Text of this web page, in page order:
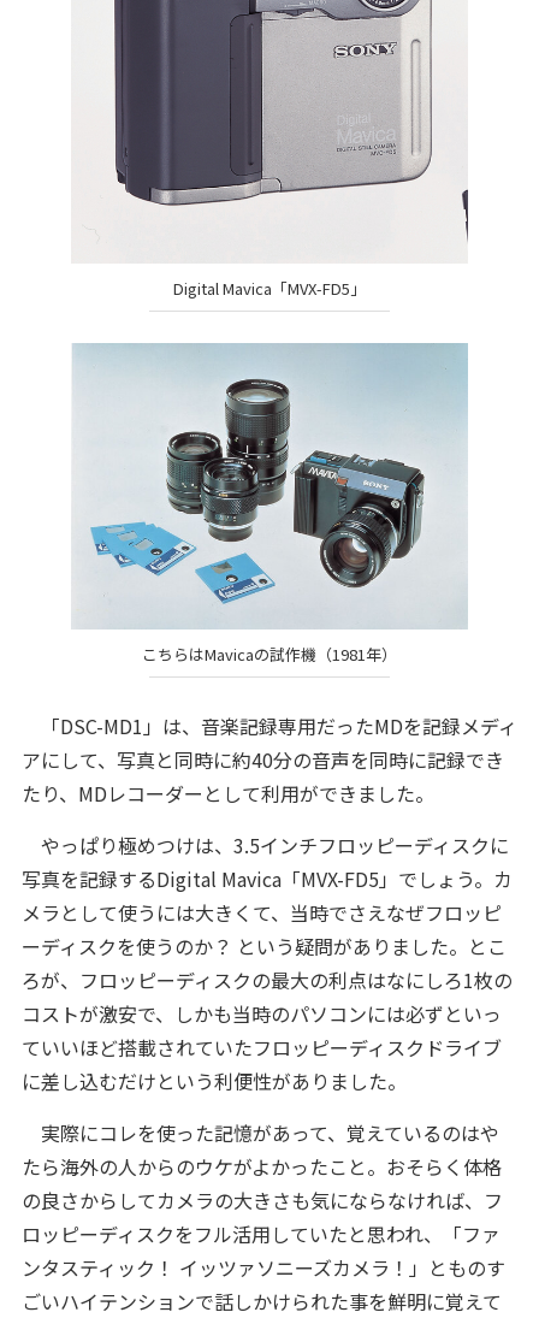
Digital Mavica「MVX-FD5」
こちらはMavicaの試作機（1981年）
「DSC-MD1」は、音楽記録専用だったMDを記録メディ
アにして、写真と同時に約40分の音声を同時に記録でき
たり、MDレコーダーとして利用ができました。
やっぱり極めつけは、3.5インチフロッピーディスクに
写真を記録するDigital Mavica「MVX-FD5」でしょう。カ
メラとして使うには大きくて、当時でさえなぜフロッピ
ーディスクを使うのか？ という疑問がありました。とこ
ろが、フロッピーディスクの最大の利点はなにしろ1枚の
コストが激安で、しかも当時のパソコンには必ずといっ
ていいほど搭載されていたフロッピーディスクドライブ
に差し込むだけという利便性がありました。
実際にコレを使った記憶があって、覚えているのはや
たら海外の人からのウケがよかったこと。おそらく体格
の良さからしてカメラの大きさも気にならなければ、フ
ロッピーディスクをフル活用していたと思われ、「ファ
ンタスティック！ イッツァソニーズカメラ！」とものす
ごいハイテンションで話しかけられた事を鮮明に覚えて